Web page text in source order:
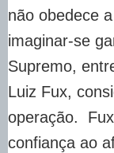
não obedece
imaginar-se
Supremo,
Luiz Fux,
operação.
confiança ao